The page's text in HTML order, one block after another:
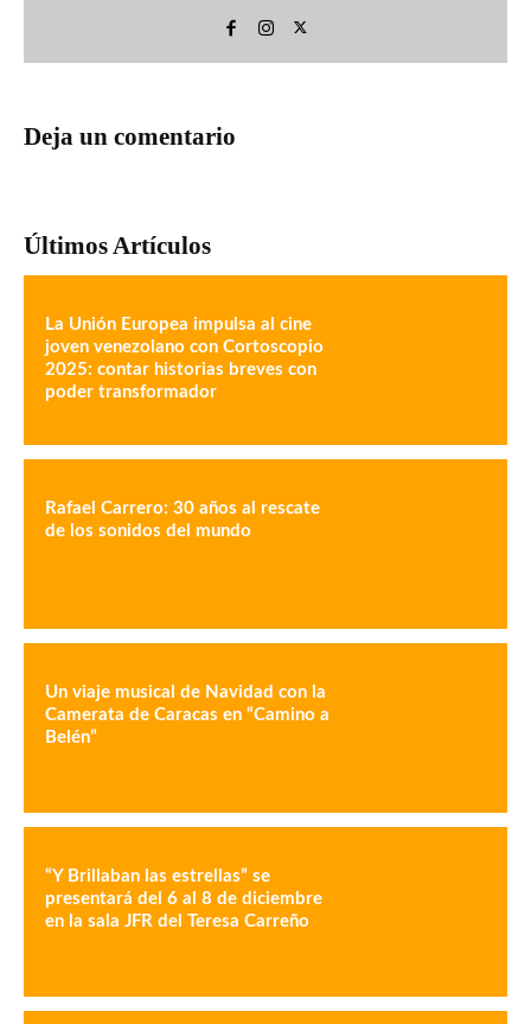
Deja un comentario
Últimos Artículos
La Unión Europea impulsa al cine
joven venezolano con Cortoscopio
2025: contar historias breves con
poder transformador
Rafael Carrero: 30 años al rescate
de los sonidos del mundo
Un viaje musical de Navidad con la
Camerata de Caracas en “Camino a
Belén”
“Y Brillaban las estrellas” se
presentará del 6 al 8 de diciembre
en la sala JFR del Teresa Carreño